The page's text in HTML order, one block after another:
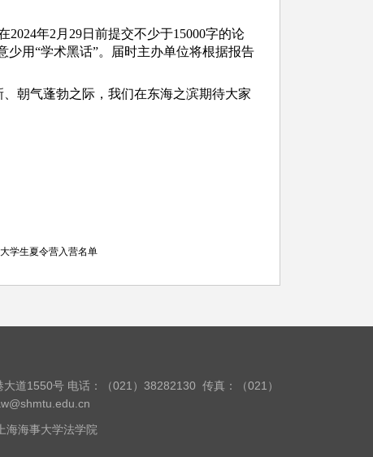
年2月29日前提交不少于15000字的论
用“学术黑话”。届时主办单位将根据报告
朝气蓬勃之际，我们在东海之滨期待大家
学生夏令营入营名单
大道1550号 电话：（021）38282130 传真：（021）
海海事大学法学院